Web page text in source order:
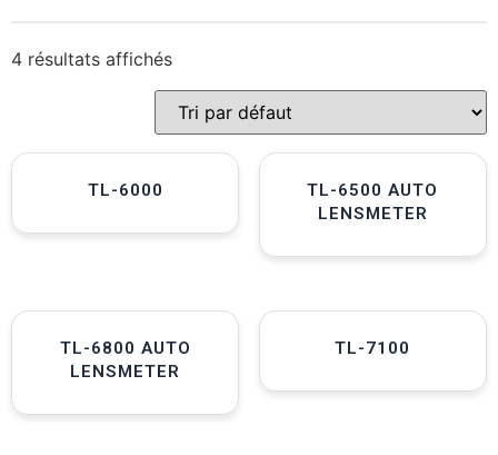
4 résultats affichés
TL-6000
TL-6500 AUTO
LENSMETER
TL-6800 AUTO
LENSMETER
TL-7100